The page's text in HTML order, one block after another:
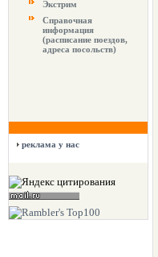
Экстрим
Справочная
информация
(расписание поездов,
адреса посольств)
реклама у нас